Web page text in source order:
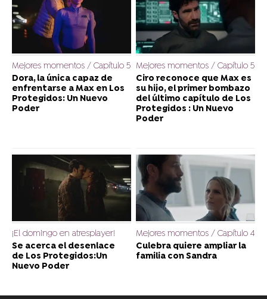
Mejores momentos / Capítulo 5
Dora, la única capaz de
enfrentarse a Max en Los
Protegidos: Un Nuevo
Poder
Mejores momentos / Capítulo 5
Ciro reconoce que Max es
su hijo, el primer bombazo
del último capítulo de Los
Protegidos : Un Nuevo
Poder
¡El domingo en atresplayer!
Se acerca el desenlace
de Los Protegidos:Un
Nuevo Poder
Mejores momentos / Capítulo 4
Culebra quiere ampliar la
familia con Sandra